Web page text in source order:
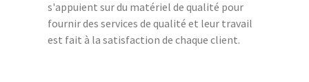
s'appuient sur du matériel de qualité pour
fournir des services de qualité et leur travail
est fait à la satisfaction de chaque client.